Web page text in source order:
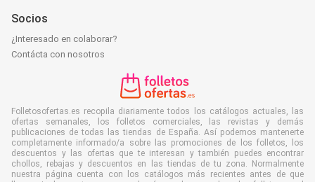
Socios
¿Interesado en colaborar?
Contácta con nosotros
Folletosofertas.es recopila diariamente todos los catálogos actuales, las
ofertas semanales, los folletos comerciales, las revistas y demás
publicaciones de todas las tiendas de España. Así podemos mantenerte
completamente informado/a sobre las promociones de los folletos, los
descuentos y las ofertas que te interesan y también puedes encontrar
chollos, rebajas y descuentos en las tiendas de tu zona. Normalmente
nuestra página cuenta con los catálogos más recientes antes de que